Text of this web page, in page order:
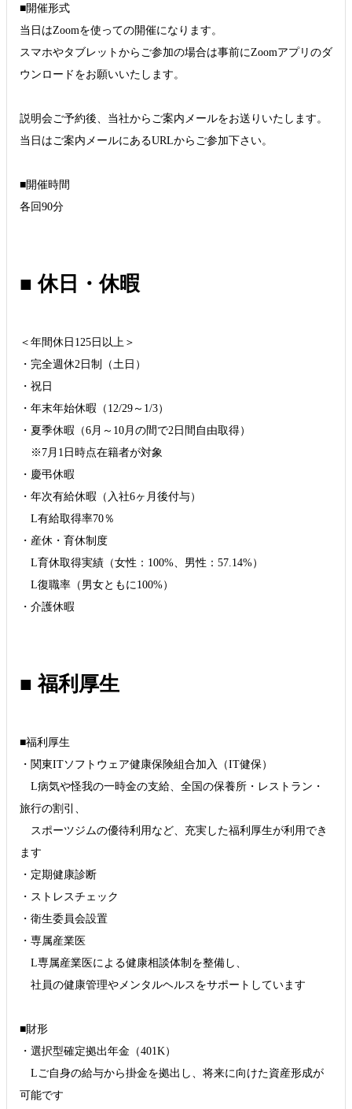
■開催形式
当日はZoomを使っての開催になります。
スマホやタブレットからご参加の場合は事前にZoomアプリのダ
ウンロードをお願いいたします。
説明会ご予約後、当社からご案内メールをお送りいたします。
当日はご案内メールにあるURLからご参加下さい。
■開催時間
各回90分
■ 休日・休暇
＜年間休日125日以上＞
・完全週休2日制（土日）
・祝日
・年末年始休暇（12/29～1/3）
・夏季休暇（6月～10月の間で2日間自由取得）
※7月1日時点在籍者が対象
・慶弔休暇
・年次有給休暇（入社6ヶ月後付与）
L有給取得率70％
・産休・育休制度
L育休取得実績（女性：100%、男性：57.14%）
L復職率（男女ともに100%）
■ 福利厚生
■福利厚生
・関東ITソフトウェア健康保険組合加入（IT健保）
L病気や怪我の一時金の支給、全国の保養所・レストラン・
旅行の割引、
スポーツジムの優待利用など、充実した福利厚生が利用でき
ます
・定期健康診断
・ストレスチェック
・衛生委員会設置
・専属産業医
L専属産業医による健康相談体制を整備し、
社員の健康管理やメンタルヘルスをサポートしています
■財形
・選択型確定拠出年金（401K）
Lご自身の給与から掛金を拠出し、将来に向けた資産形成が
可能です